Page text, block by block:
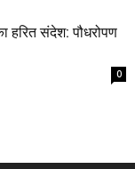
हरित संदेश: पौधरोपण
0